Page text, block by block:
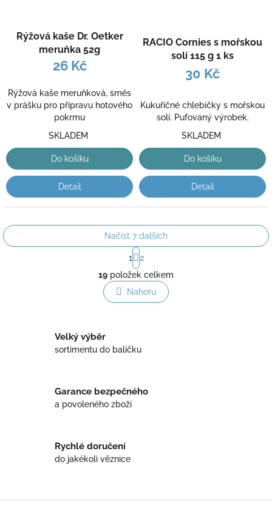
Rýžová kaše Dr. Oetker
meruňka 52g
26 Kč
Rýžová kaše meruňková, směs
v prášku pro přípravu hotového
pokrmu
SKLADEM
Do košíku
Detail
RACIO Cornies s mořskou
solí 115 g 1 ks
30 Kč
Kukuřičné chlebíčky s mořskou
solí. Pufovaný výrobek.
SKLADEM
Do košíku
Detail
O
v
l
á
í
k
Načíst 7 dalších
S
t
r
á
n
k
í
1
2
19 položek celkem
Nahoru
Velký výběr
sortimentu do balíčku
Garance bezpečného
a povoleného zboží
Rychlé doručení
do jakékoli věznice